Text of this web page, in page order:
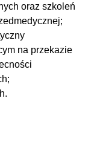
oraz szkoleń
na przekazie